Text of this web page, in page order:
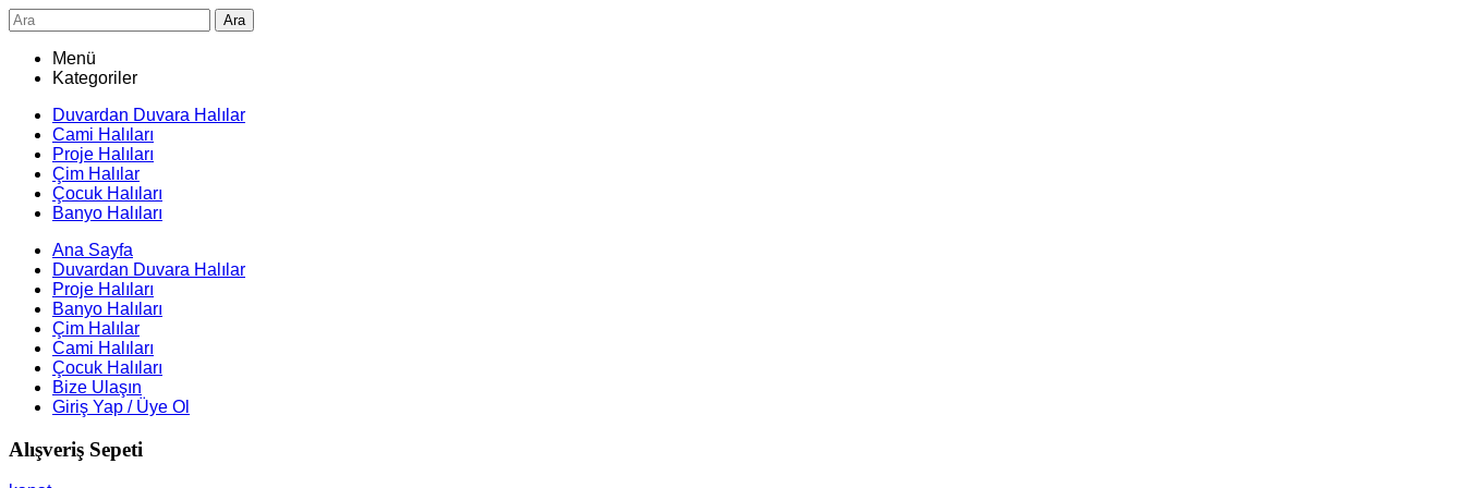
Ara
Menü
Kategoriler
Duvardan Duvara Halılar
Cami Halıları
Proje Halıları
Çim Halılar
Çocuk Halıları
Banyo Halıları
Ana Sayfa
Duvardan Duvara Halılar
Proje Halıları
Banyo Halıları
Çim Halılar
Cami Halıları
Çocuk Halıları
Bize Ulaşın
Giriş Yap / Üye Ol
Alışveriş Sepeti